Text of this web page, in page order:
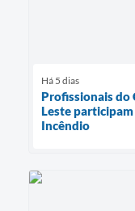
Há 5 dias
Profissionais do
Leste
Incêndio